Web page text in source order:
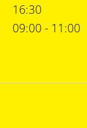
16:30
09:00 - 11:00